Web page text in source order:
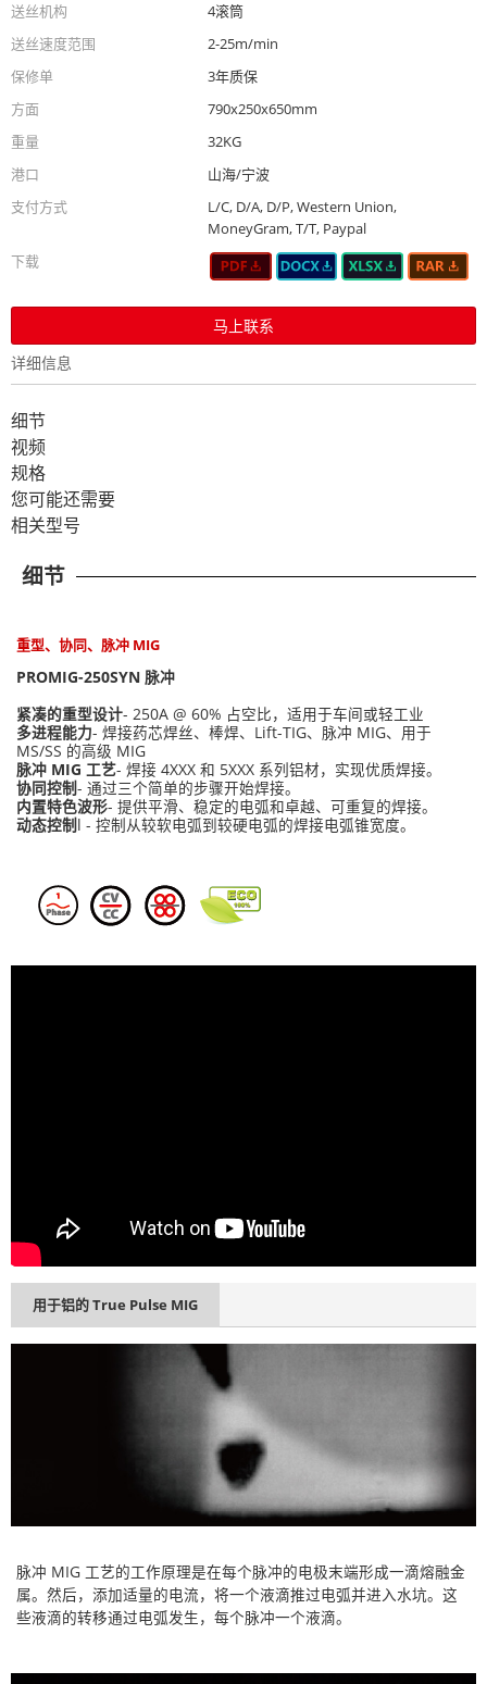
送丝机构
4滚筒
送丝速度范围
2-25m/min
保修单
3年质保
方面
790x250x650mm
重量
32KG
港口
山海/宁波
支付方式
L/C, D/A, D/P, Western Union,
MoneyGram, T/T, Paypal
下载
马上联系
详细信息
细节
视频
规格
您可能还需要
相关型号
细节
重型、协同、脉冲 MIG
PROMIG-250SYN 脉冲
紧凑的重型设计- 250A @ 60% 占空比，适用于车间或轻工业
多进程能力- 焊接药芯焊丝、棒焊、Lift-TIG、脉冲 MIG、用于
MS/SS 的高级 MIG
脉冲 MIG 工艺- 焊接 4XXX 和 5XXX 系列铝材，实现优质焊接。
协同控制- 通过三个简单的步骤开始焊接。
内置特色波形- 提供平滑、稳定的电弧和卓越、可重复的焊接。
动态控制l - 控制从较软电弧到较硬电弧的焊接电弧锥宽度。
用于铝的 True Pulse MIG
脉冲 MIG 工艺的工作原理是在每个脉冲的电极末端形成一滴熔融金
属。然后，添加适量的电流，将一个液滴推过电弧并进入水坑。这
些液滴的转移通过电弧发生，每个脉冲一个液滴。